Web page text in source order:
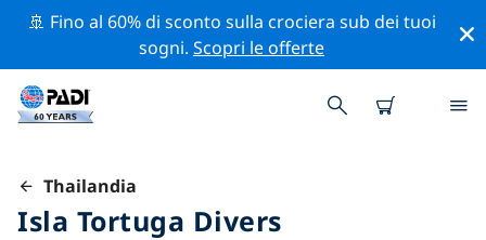
🚢 Fino al 60% di sconto sulla crociera sub dei tuoi
sogni.Scopri le offerte
Thailandia
Isla Tortuga Divers